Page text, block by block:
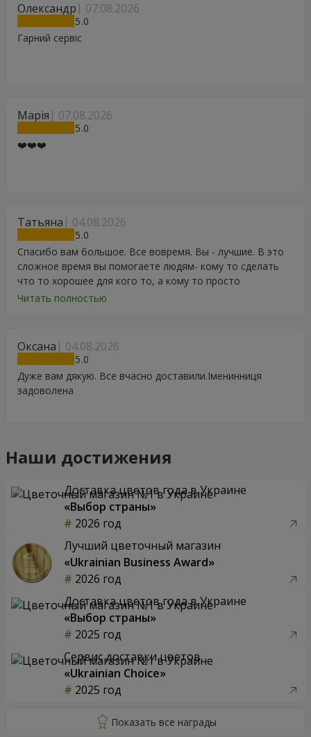
Олександр 07.08.2026
5
Гарний сервіс
Марія 07.08.2026
5
❤️❤️❤️
Татьяна 04.08.2026
5
Спасибо вам большое. Все вовремя. Вы - лучшие. В это
сложное время вы помогаете людям- кому то сделать
что то хорошее для кого то, а кому то просто
порадоваться цветам, подарку, тортику, поздравлению.
Читать полностью
Оксана 04.08.2026
5
Дуже вам дякую. Все вчасно доставили.Іменинниця
задоволена
Наши достижения
Доставка цветов года в Украине
«Выбор страны»
2026 год
Лучший цветочный магазин
«Ukrainian Business Award»
2026 год
Доставка цветов года в Украине
«Выбор страны»
2025 год
Сервис доставки цветов
«Ukrainian Choice»
2025 год